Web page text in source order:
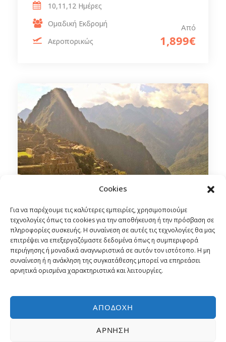
Cookies
Για να παρέχουμε τις καλύτερες εμπειρίες, χρησιμοποιούμε
τεχνολογίες όπως τα cookies για την αποθήκευση ή την πρόσβαση σε
πληροφορίες συσκευής. Η συναίνεση σε αυτές τις τεχνολογίες θα μας
επιτρέψει να επεξεργαζόμαστε δεδομένα όπως η συμπεριφορά
περιήγησης ή μοναδικά αναγνωριστικά σε αυτόν τον ιστότοπο. Η μη
συναίνεση ή η ανάκληση της συγκατάθεσης μπορεί να επηρεάσει
αρνητικά ορισμένα χαρακτηριστικά και λειτουργίες.
ΑΠΟΔΟΧΉ
ΆΡΝΗΣΗ
Από
1,899€
10,11,12 Ημέρες
Ομαδική Εκδρομή
Αεροπορικώς
Χριστούγεννα στο Περού –
Εξερευνώντας το Machu Picchu:
Ιερή Κοιλάδα των Ίνκας – Αρχαία
Αλατωρυχεία στο Μάρας –
Ομαδική Εκδρομή